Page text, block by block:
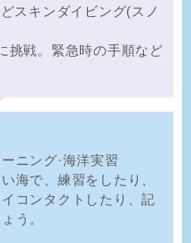
スキンダイビング(スノ
挑戦。緊急時の手順など
ニング·海洋実習
海で、練習をしたり、
コンタクトしたり、記
う。